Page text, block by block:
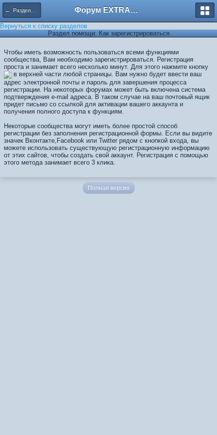
← Разделы помощи Форум EXTRACTOR.ru
Вернуться к списку разделов
Раздел помощи: Как зарегистрироваться
Чтобы иметь возможность пользоваться всеми функциями
сообщества, Вам необходимо зарегистрироваться. Регистрация
проста и занимает всего несколько минут. Для этого нажмите кнопку
в верхней части любой страницы. Вам нужно будет ввести ваш
адрес электронной почты и пароль для завершения процесса
регистрации. На некоторых форумах может быть включена система
подтверждения e-mail адреса. В таком случае на ваш почтовый ящик
придет письмо со ссылкой для активации вашего аккаунта и
получения полного доступа к функциям.
Некоторые сообщества могут иметь более простой способ
регистрации без заполнения регистрационной формы. Если вы видите
значек Вконтакте,Facebook или Twitter рядом с кнопкой входа, вы
можете использовать существующую регистрационную информацию
от этих сайтов, чтобы создать свой ​​аккаунт. Регистрация с помощью
этого метода занимает всего 3 клика.
Полная версия